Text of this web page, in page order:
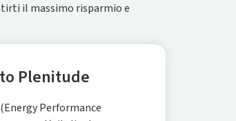
il massimo risparmio e
Plenitude
Performance